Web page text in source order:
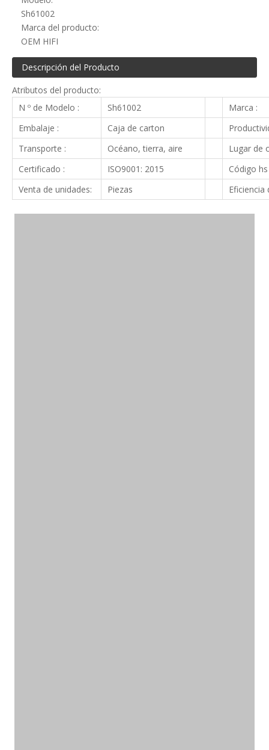
Sh61002
Marca del producto:
OEM HIFI
Descripción del Producto
Atributos del producto:
N º de Modelo :
Sh61002
Marca :
Embalaje :
Caja de carton
Transporte :
Océano, tierra, aire
Lugar de
Certificado :
ISO9001: 2015
Código
Venta de unidades:
Piezas Eficiencia